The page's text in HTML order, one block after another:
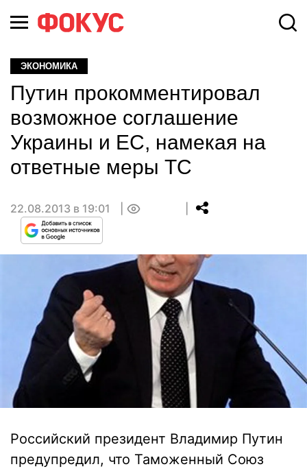
ЭКОНОМИКА
Путин прокомментировал
возможное соглашение
Украины и ЕС, намекая на
ответные меры ТС
22.08.2013 в 19:01
Российский президент Владимир Путин
предупредил, что Таможенный Союз